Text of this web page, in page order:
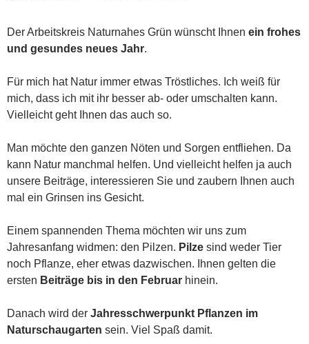
Der Arbeitskreis Naturnahes Grün wünscht Ihnen ein frohes
und gesundes neues Jahr.
Für mich hat Natur immer etwas Tröstliches. Ich weiß für
mich, dass ich mit ihr besser ab- oder umschalten kann.
Vielleicht geht Ihnen das auch so.
Man möchte den ganzen Nöten und Sorgen entfliehen. Da
kann Natur manchmal helfen. Und vielleicht helfen ja auch
unsere Beiträge, interessieren Sie und zaubern Ihnen auch
mal ein Grinsen ins Gesicht.
Einem spannenden Thema möchten wir uns zum
Jahresanfang widmen: den Pilzen. Pilze sind weder Tier
noch Pflanze, eher etwas dazwischen. Ihnen gelten die
ersten Beiträge bis in den Februar hinein.
Danach wird der Jahresschwerpunkt Pflanzen im
Naturschaugarten sein. Viel Spaß damit.